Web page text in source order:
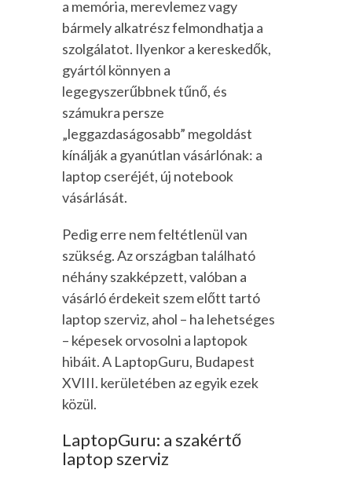
a memória, merevlemez vagy
bármely alkatrész felmondhatja a
szolgálatot. Ilyenkor a kereskedők,
gyártól könnyen a
legegyszerűbbnek tűnő, és
számukra persze
„leggazdaságosabb” megoldást
kínálják a gyanútlan vásárlónak: a
laptop cseréjét, új notebook
vásárlását.
Pedig erre nem feltétlenül van
szükség. Az országban található
néhány szakképzett, valóban a
vásárló érdekeit szem előtt tartó
laptop szerviz, ahol – ha lehetséges
– képesek orvosolni a laptopok
hibáit. A LaptopGuru, Budapest
XVIII. kerületében az egyik ezek
közül.
LaptopGuru: a szakértő
laptop szerviz